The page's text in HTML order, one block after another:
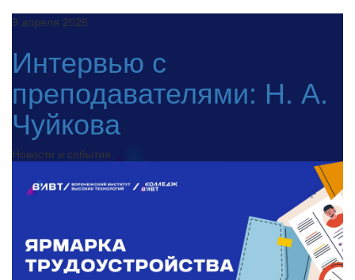
9 апреля 2026
Интервью с
преподавателями: Н. А.
Чуйкова
Новости и события